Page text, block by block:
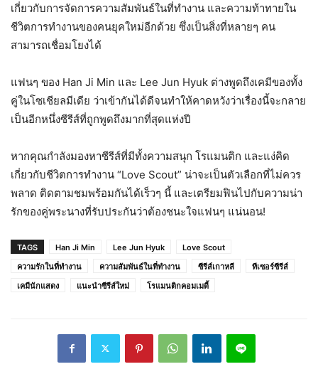
เกี่ยวกับการจัดการความสัมพันธ์ในที่ทำงาน และความท้าทายใน
ชีวิตการทำงานของคนยุคใหม่อีกด้วย ซึ่งเป็นสิ่งที่หลายๆ คน
สามารถเชื่อมโยงได้
แฟนๆ ของ Han Ji Min และ Lee Jun Hyuk ต่างพูดถึงเคมีของทั้ง
คู่ในโซเชียลมีเดีย ว่าเข้ากันได้ดีจนทำให้คาดหวังว่าเรื่องนี้จะกลาย
เป็นอีกหนึ่งซีรีส์ที่ถูกพูดถึงมากที่สุดแห่งปี
หากคุณกำลังมองหาซีรีส์ที่มีทั้งความสนุก โรแมนติก และแง่คิด
เกี่ยวกับชีวิตการทำงาน “Love Scout” น่าจะเป็นตัวเลือกที่ไม่ควร
พลาด ติดตามชมพร้อมกันได้เร็วๆ นี้ และเตรียมฟินไปกับความน่า
รักของคู่พระนางที่รับประกันว่าต้องชนะใจแฟนๆ แน่นอน!
TAGS Han Ji Min Lee Jun Hyuk
Love Scout
ความรักในที่ทำงาน
ความสัมพันธ์ในที่ทำงาน ซีรีส์เกาหลี
ทีเซอร์ซีรีส์
เคมีนักแสดง
แนะนำซีรีส์ใหม่ โรแมนติกคอมเมดี้